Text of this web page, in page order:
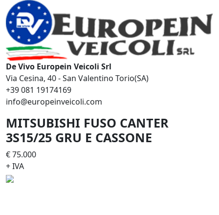
De Vivo Europein Veicoli Srl
Via Cesina, 40 - San Valentino Torio(SA)
+39 081 19174169
info@europeinveicoli.com
MITSUBISHI FUSO CANTER
3S15/25 GRU E CASSONE
€ 75.000
+ IVA